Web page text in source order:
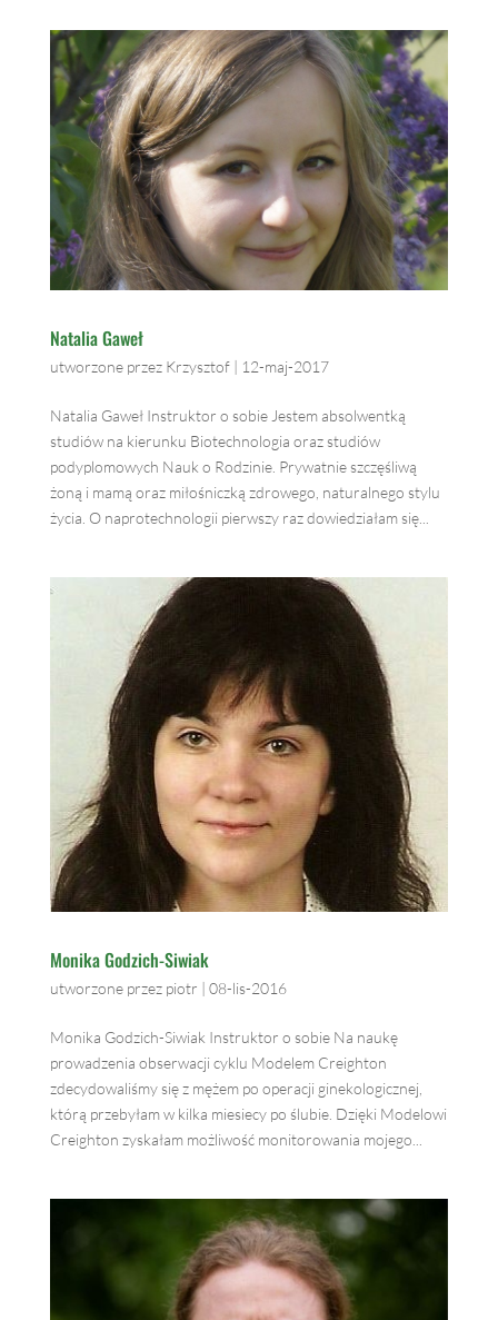
Natalia Gaweł
utworzone przez Krzysztof| 12-maj-2017
Natalia Gaweł Instruktor o sobie Jestem absolwentką
studiów na kierunku Biotechnologia oraz studiów
podyplomowych Nauk o Rodzinie. Prywatnie szczęśliwą
żoną i mamą oraz miłośniczką zdrowego, naturalnego stylu
życia. O naprotechnologii pierwszy raz dowiedziałam się...
Monika Godzich-Siwiak
utworzone przez piotr | 08-lis-2016
Monika Godzich-Siwiak Instruktor o sobie Na naukę
prowadzenia obserwacji cyklu Modelem Creighton
zdecydowaliśmy się z mężem po operacji ginekologicznej,
którą przebyłam w kilka miesiecy po ślubie. Dzięki Modelowi
Creighton zyskałam możliwość monitorowania mojego...